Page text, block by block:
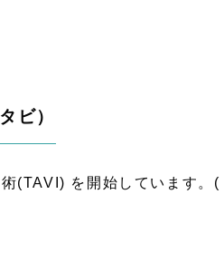
ビ）
(TAVI) を開始しています。